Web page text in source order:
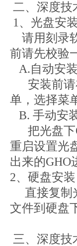
二、深度技
1、光盘安
请用刻录
前请先校验
A.自动安装
安装前请
单，选择
B. 手动安
把光盘下
重启设置光
出来的GHO
2、硬盘安装
直接复制
文件到硬盘
三、深度技